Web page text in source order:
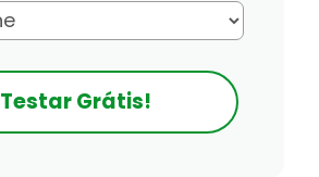
Testar Grátis!